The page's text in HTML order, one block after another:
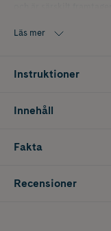
Använd tillsammans
Storlek: 220ml
Läs mer
Instruktioner
Innehåll
Fakta
Recensioner